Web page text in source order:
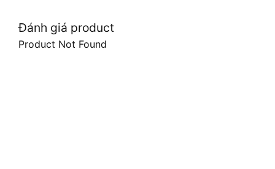
Đánh giá product
Product Not Found